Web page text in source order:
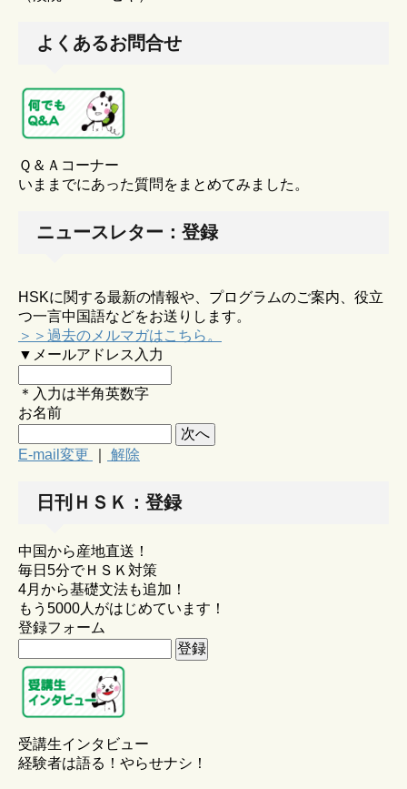
よくあるお問合せ
Ｑ＆Ａコーナー
いままでにあった質問をまとめてみました。
ニュースレター：登録
HSKに関する最新の情報や、プログラムのご案内、役立
つ一言中国語などをお送りします。
＞＞過去のメルマガはこちら。
▼メールアドレス入力
＊入力は半角英数字
お名前
E-mail変更 解除
日刊ＨＳＫ：登録
中国から産地直送！
毎日5分でＨＳＫ対策
4月から基礎文法も追加！
もう5000人がはじめています！
登録フォーム
受講生インタビュー
経験者は語る！やらせナシ！